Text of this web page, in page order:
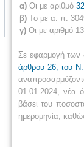
α) Οι με αριθμό
β) Το με α. π.
γ) Οι με αριθμό
Σε εφαρμογή των
άρθρου 26, του Ν.
01.01.2024, νέα
βάσει του
ημερομηνία,